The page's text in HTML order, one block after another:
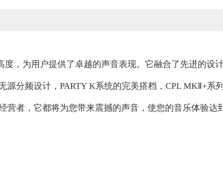
，为用户提供了卓越的声音表现。它融合了先进的设
源分频设计，PARTY K系统的完美搭档，CPL MKⅡ+系
营者，它都将为您带来震撼的声音，使您的音乐体验达